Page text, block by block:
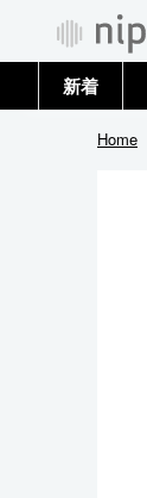
新着
Home